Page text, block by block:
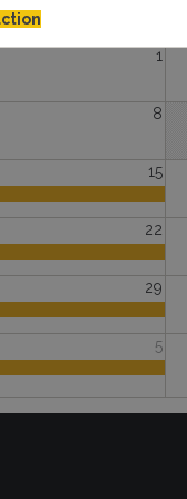
1
8
15
22
29
5